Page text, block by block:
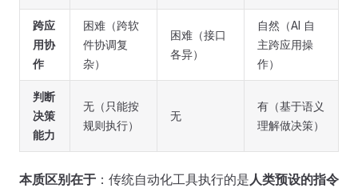
跨应
用协
作
困难（跨软
件协调复
杂）
困难（接口
各异）
自然（AI 自
主跨应用操
作）
判断
决策
能力
无（只能按
规则执行）
无
有（基于语义
理解做决策）
本质区别在于 ：传统自动化工具执行的是人类预设的指令